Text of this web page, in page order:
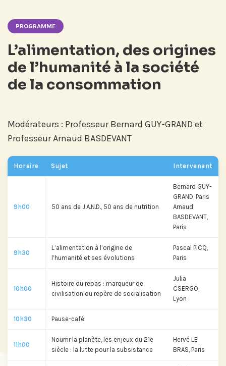
PROGRAMME
L’alimentation, des origines
de l’humanité à la société
de la consommation
Modérateurs : Professeur Bernard GUY-GRAND et
Professeur Arnaud BASDEVANT
Horaire Sujet Intervenant
9h00 50 ans de J.A.N.D., 50 ans de nutrition
Bernard GUY-
GRAND, Paris
Arnaud
BASDEVANT,
Paris
9h30
L’alimentation à l’origine de
l’humanité et ses évolutions
Pascal PICQ,
Paris
10h00
Histoire du repas : marqueur de
civilisation ou repère de socialisation
Julia
CSERGO,
Lyon
10h30 Pause-café
11h00
Nourrir la planète, les enjeux du 21e
siècle : la lutte pour la subsistance
Hervé LE
BRAS, Paris